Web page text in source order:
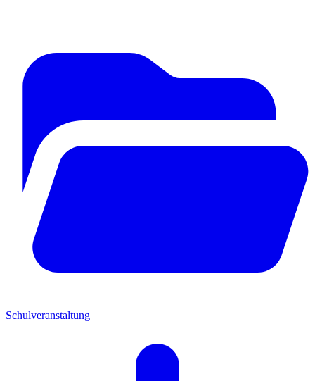
Schulveranstaltung